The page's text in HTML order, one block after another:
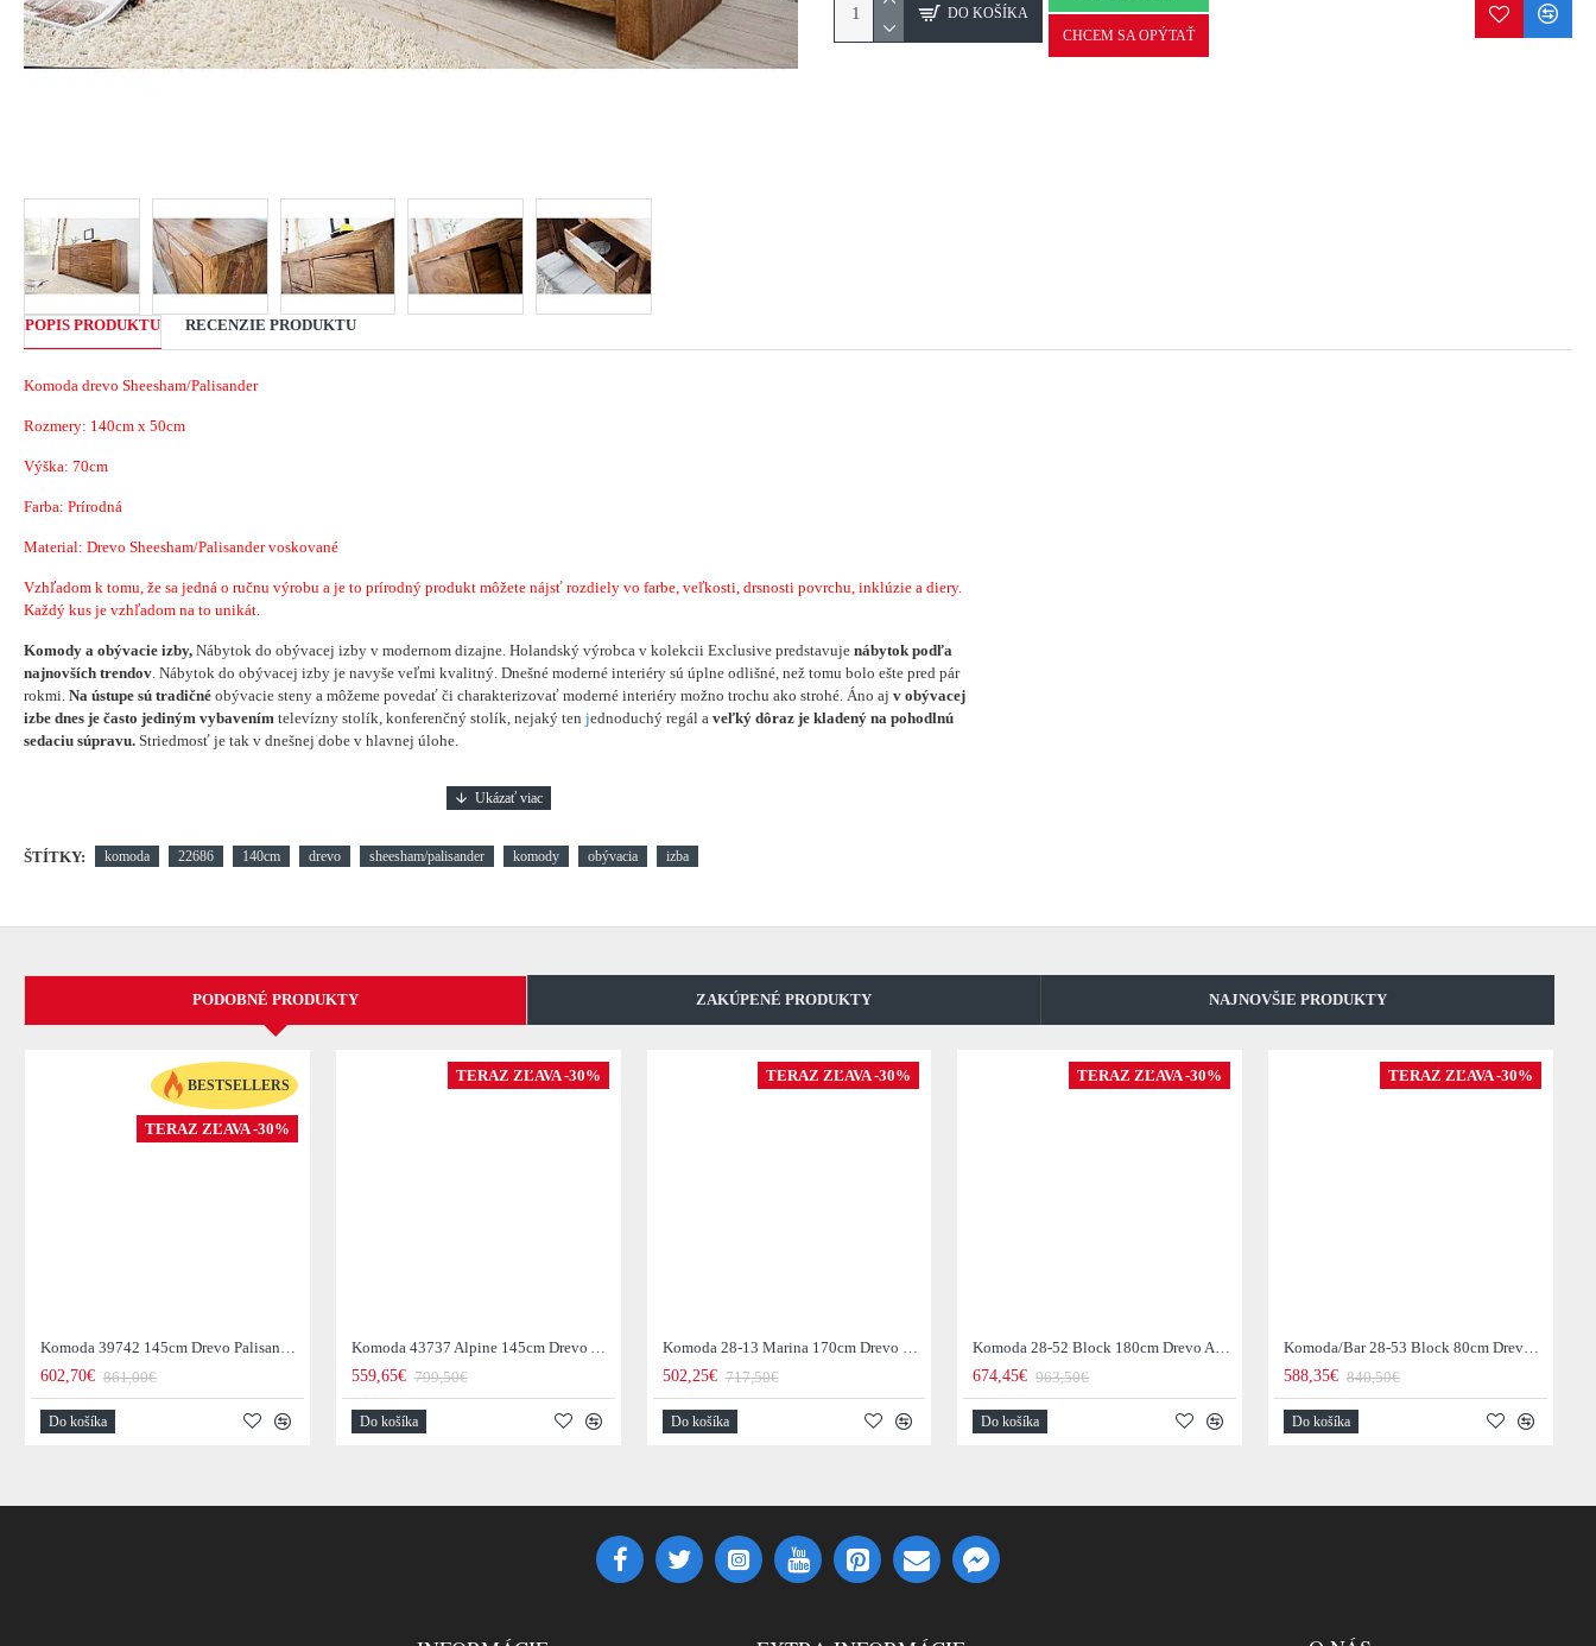
DO KOŠÍKA
CHCEM SA OPÝTAŤ
POPIS PRODUKTU RECENZIE PRODUKTU
Komoda drevo Sheesham/Palisander
Rozmery: 140cm x 50cm
Výška: 70cm
Farba: Prírodná
Material: Drevo Sheesham/Palisander voskované
Vzhľadom k tomu, že sa jedná o ručnu výrobu a je to prírodný produkt môžete nájsť rozdiely vo farbe, veľkosti, drsnosti povrchu, inklúzie a diery.
Každý kus je vzhľadom na to unikát.
Komody a obývacie izby, Nábytok do obývacej izby v modernom dizajne. Holandský výrobca v kolekcii Exclusive predstavuje nábytok podľa
najnovších trendov . Nábytok do obývacej izby je navyše veľmi kvalitný. Dnešné moderné interiéry sú úplne odlišné, než tomu bolo ešte pred pár
rokmi. Na ústupe sú tradičné obývacie steny a môžeme povedať či charakterizovať moderné interiéry možno trochu ako strohé. Áno aj v obývacej
izbe dnes je často jediným vybavením televízny stolík, konferenčný stolík, nejaký ten jednoduchý regál a veľký dôraz je kladený na pohodlnú
sedaciu súpravu. Striedmosť je tak v dnešnej dobe v hlavnej úlohe.
ŠTÍTKY: komoda 22686 140cm drevo sheesham/palisander komody obývacia izba
PODOBNÉ PRODUKTY ZAKÚPENÉ PRODUKTY NAJNOVŠIE PRODUKTY
BESTSELLERS
TERAZ ZĽAVA -30%
Komoda 39742 145cm Drevo Palisander Retro
602,70€ 861,00€
Do košíka
TERAZ ZĽAVA -30%
Komoda 43737 Alpine 145cm Drevo Acacia Honey
559,65€ 799,50€
Do košíka
TERAZ ZĽAVA -30%
Komoda 28-13 Marina 170cm Drevo Mango
502,25€ 717,50€
Do košíka
TERAZ ZĽAVA -30%
Komoda 28-52 Block 180cm Drevo Acacia
674,45€ 963,50€
Do košíka
TERAZ ZĽAVA -30%
Komoda/Bar 28-53 Block 80cm Drevo Acacia
588,35€ 840,50€
Do košíka